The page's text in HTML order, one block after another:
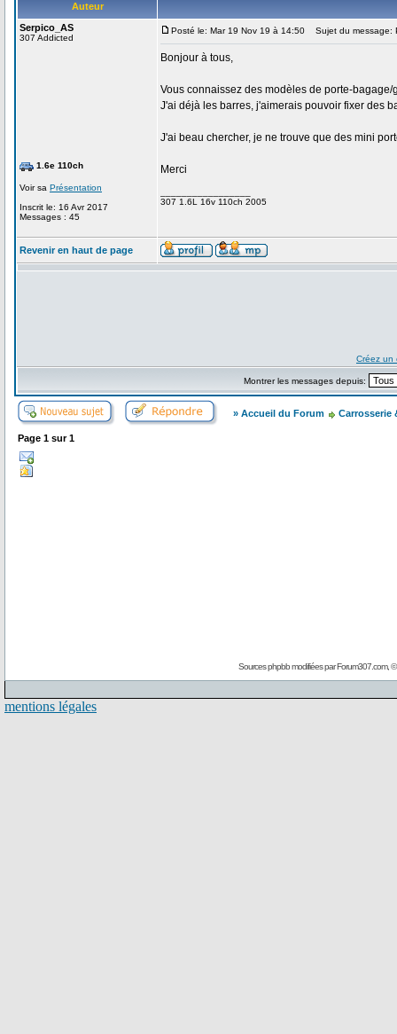
Auteur
Serpico_AS
307 Addicted
1.6e 110ch
Voir sa Présentation
Inscrit le: 16 Avr 2017
Messages : 45
Posté le: Mar 19 Nov 19 à 14:50 Sujet du message:
Bonjour à tous,
Vous connaissez des modèles de porte-
J'ai déjà les barres, j'aimerais pouvoir fixer des
J'ai beau chercher, je ne trouve que des mini
Merci
307 1.6L 16v 110ch 2005
Revenir en haut de page
Créez un
Montrer les messages depuis:
» Accueil du Forum Carrosserie
Page 1 sur1
Sources phpbb modifiées parForum307.com, ©
mentions légales